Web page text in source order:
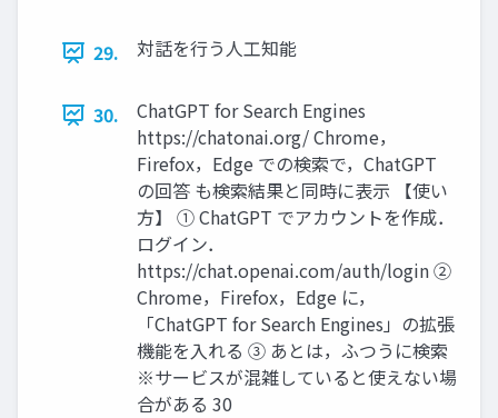
29. 対話を行う人工知能
30.
ChatGPT for Search Engines
https://chatonai.org/ Chrome，
Firefox，Edge での検索で，ChatGPT
の回答 も検索結果と同時に表示 【使い
方】 ① ChatGPT でアカウントを作成．
ログイン．
https://chat.openai.com/auth/login ②
Chrome，Firefox，Edge に，
「ChatGPT for Search Engines」の拡張
機能を入れる ③ あとは，ふつうに検索
※サービスが混雑していると使えない場
合がある 30